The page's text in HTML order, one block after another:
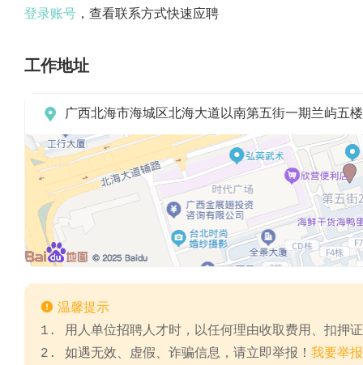
登录账号 ，查看联系方式快速应聘
工作地址
 广西北海市海城区北海大道以南第五街一期兰屿五楼
 温馨提示
1. 用人单位招聘人才时，以任何理由收取费用、扣押
2. 如遇无效、虚假、诈骗信息，请立即举报！ 我要举报